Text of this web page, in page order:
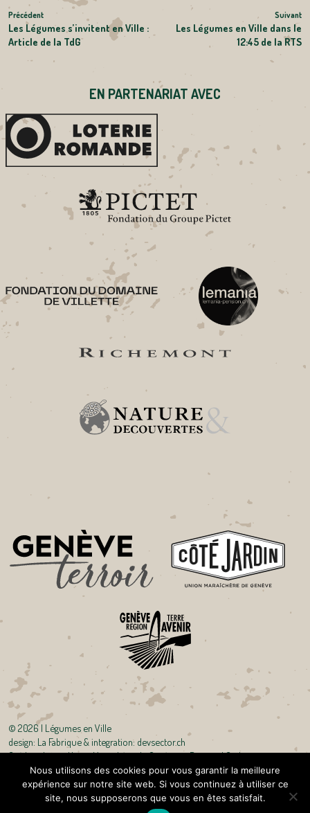
NAVIGATION
DE
L’ARTICLE
Article
précédent
Précédent
Les Légumes s’invitent en Ville :
Article de la TdG
Suivant
Les Légumes en Ville dans le
12:45 de la RTS
EN PARTENARIAT AVEC
© 2026 | Légumes en Ville
design: La Fabrique& integration: devsector.ch
Crédits photo : Union Maraîchère de Genève et Bertrand Carlier
Nous utilisons des cookies pour vous garantir la meilleure
expérience sur notre site web. Si vous continuez à utiliser ce
site, nous supposerons que vous en êtes satisfait.